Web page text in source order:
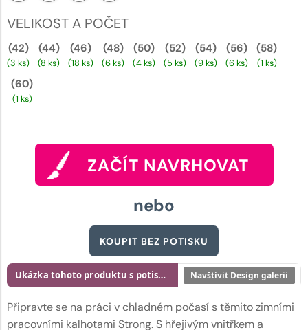
VELIKOST A POČET
(42)
(3 ks)
(44)
(8 ks)
(46)
(18 ks)
(48)
(6 ks)
(50)
(4 ks)
(52)
(5 ks)
(54)
(9 ks)
(56)
(6 ks)
(58)
(1 ks)
(60)
(1 ks)
ZAČÍT NAVRHOVAT
nebo
KOUPIT BEZ POTISKU
Připravte se na práci v chladném počasí s těmito zimními
pracovními kalhotami Strong. S hřejivým vnitřkem a
Ukázka tohoto produktu s potiskem Navštívit Design galerii